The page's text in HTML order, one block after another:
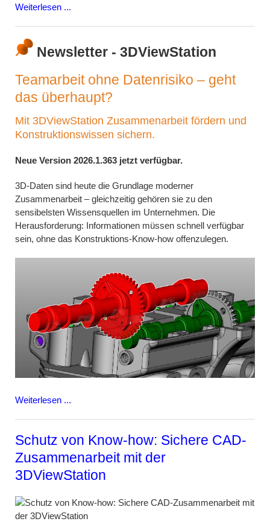
Weiterlesen ...
Newsletter - 3DViewStation
Teamarbeit ohne Datenrisiko – geht
das überhaupt?
Mit 3DViewStation Zusammenarbeit fördern und
Konstruktionswissen sichern.
Neue Version 2026.1.363 jetzt verfügbar.
3D-Daten sind heute die Grundlage moderner
Zusammenarbeit – gleichzeitig gehören sie zu den
sensibelsten Wissensquellen im Unternehmen. Die
Herausforderung: Informationen müssen schnell verfügbar
sein, ohne das Konstruktions-Know-how offenzulegen.
Weiterlesen ...
Schutz von Know-how: Sichere CAD-
Zusammenarbeit mit der
3DViewStation